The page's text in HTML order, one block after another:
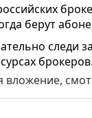
берут
следи
брокеров.
вложение,